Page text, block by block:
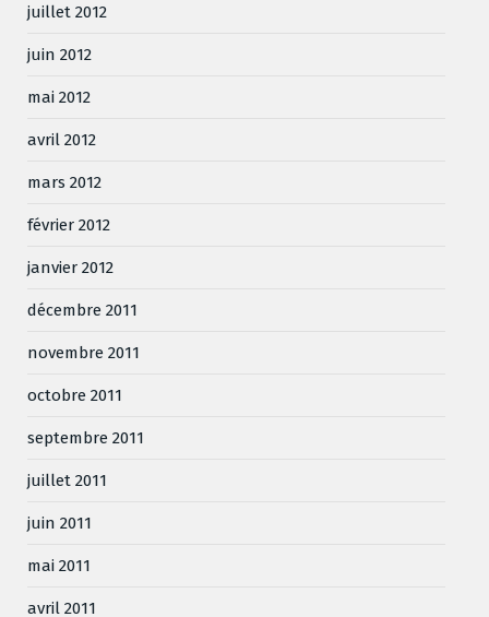
juillet 2012
juin 2012
mai 2012
avril 2012
mars 2012
février 2012
janvier 2012
décembre 2011
novembre 2011
octobre 2011
septembre 2011
juillet 2011
juin 2011
mai 2011
avril 2011